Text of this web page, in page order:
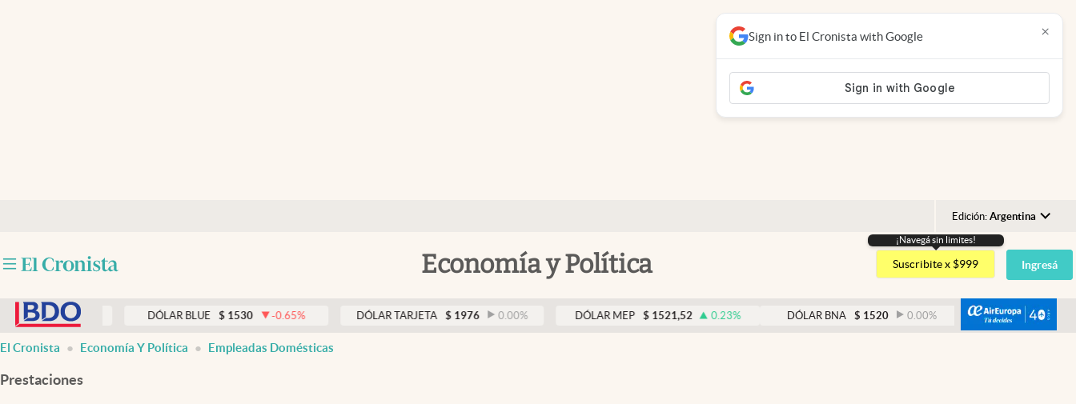
Edición: Argentina
Argentina
España
México
USA
Economía y Política
Otras secciones
¡Navegá sin limites!
Suscribite x $999 Ingresá
0.00% DÓLAR BLUE $ 1530 -0.65 % DÓLAR TARJETA $1976 0.00% DÓLAR MEP $ 1521,52 0.23% DÓLAR BNA $ 1520 0.00% DÓLAR BLUE $ 1530
Sign in to El Cronista with Google ×
El Cronista Economía Y Política Empleadas Domésticas
Prestaciones